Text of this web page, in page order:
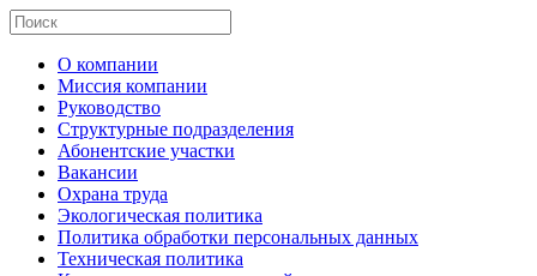
О компании
Миссия компании
Руководство
Структурные подразделения
Абонентские участки
Вакансии
Охрана труда
Экологическая политика
Политика обработки персональных данных
Техническая политика